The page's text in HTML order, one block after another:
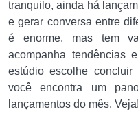
tranquilo, ainda há
e gerar conversa entre
é enorme, mas tem
acompanha tendências
estúdio escolhe
você encontra um
lançamentos do mês. Veja!